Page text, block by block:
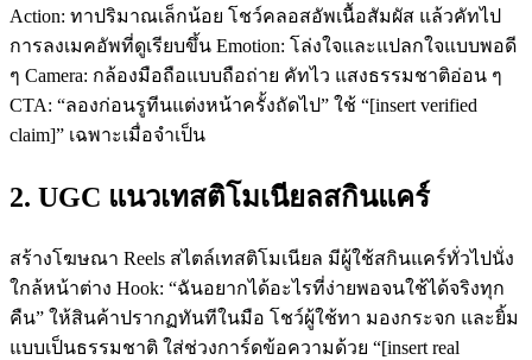
Action: ทาปริมาณเล็กน้อย โชว์คลอสอัพเนื้อสัมผัส แล้วคัทไป
การลงเมคอัพที่ดูเรียบขึ้น Emotion: โล่งใจและแปลกใจแบบพอดี
ๆ Camera: กล้องมือถือแบบถือถ่าย คัทไว แสงธรรมชาติอ่อน ๆ
CTA: “ลองก่อนรูทีนแต่งหน้าครั้งถัดไป” ใช้ “[insert verified
claim]” เฉพาะเมื่อจำเป็น
2. UGC แนวเทสติโมเนียลสกินแคร์
สร้างโฆษณา Reels สไตล์เทสติโมเนียล มีผู้ใช้สกินแคร์ทั่วไปนั่ง
ใกล้หน้าต่าง Hook: “ฉันอยากได้อะไรที่ง่ายพอจนใช้ได้จริงทุก
คืน” ให้สินค้าปรากฏทันทีในมือ โชว์ผู้ใช้ทา มองกระจก และยิ้ม
แบบเป็นธรรมชาติ ใส่ช่วงการ์ดข้อความด้วย “[insert real